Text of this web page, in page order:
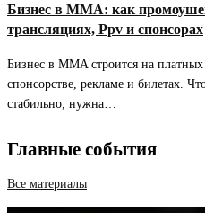
Бизнес в ММА: как
трансляциях, Ppv и спонсорах
Бизнес в MMA строится на
спонсорстве, рекламе и билетах.
стабильно, нужна…
Главные события
Все материалы